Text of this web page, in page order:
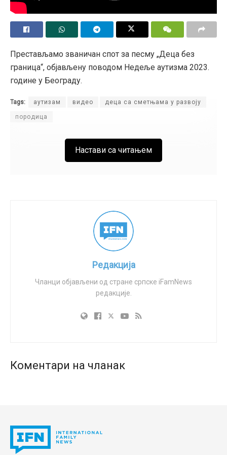
заштита жена Светска атлетика спорт
Престављамо званичан спот за песму „Деца без
граница“, објављену поводом Недеље аутизма 2023.
године у Београду.
Настави са читањем
Tags: аутизам видео деца са сметњама у развоју
породица
Редакција
Чланци објављени од стране српске iFamNews
редакције.
Коментари на чланак